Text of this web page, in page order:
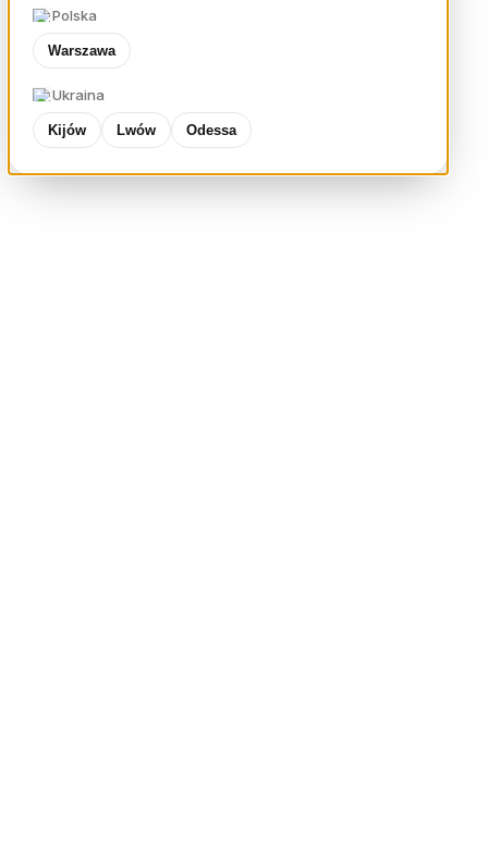
Polska
Warszawa
Ukraina
Kijów Lwów Odessa